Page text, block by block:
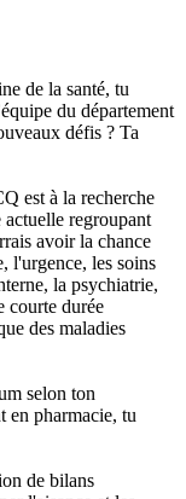
de la santé, tu
du département
défis ? Ta
est à la recherche
regroupant
avoir la chance
l'urgence, les soins
la psychiatrie,
courte durée
des maladies
selon ton
en pharmacie, tu
de bilans